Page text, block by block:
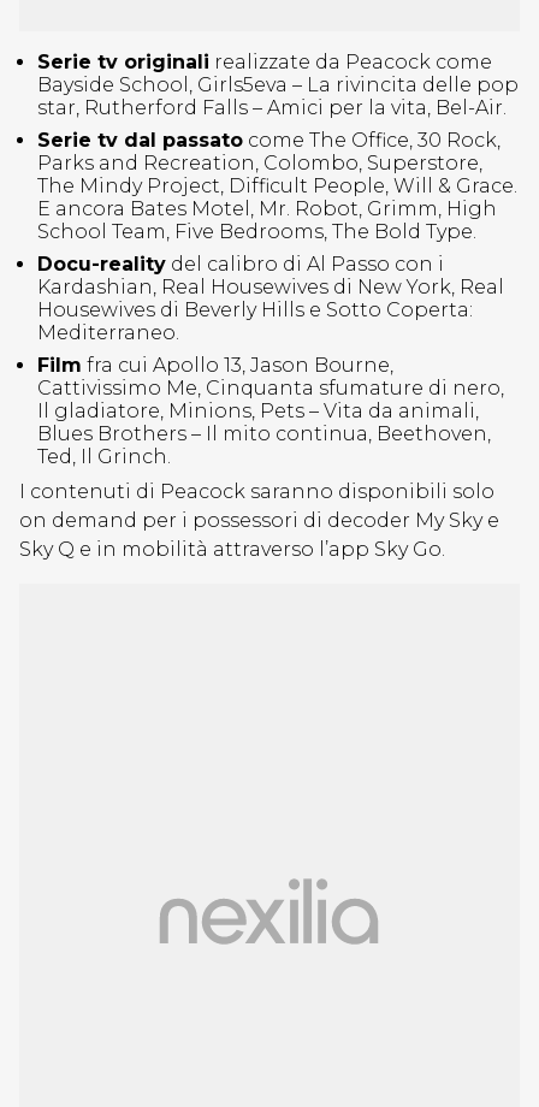
Serie tv originali realizzate da Peacock come
Bayside School, Girls5eva – La rivincita delle pop
star, Rutherford Falls – Amici per la vita, Bel-Air.
Serie tv dal passato come The Office, 30 Rock,
Parks and Recreation, Colombo, Superstore,
The Mindy Project, Difficult People, Will & Grace.
E ancora Bates Motel, Mr. Robot, Grimm, High
School Team, Five Bedrooms, The Bold Type.
Docu-reality del calibro di Al Passo con i
Kardashian, Real Housewives di New York, Real
Housewives di Beverly Hills e Sotto Coperta:
Mediterraneo.
Film fra cui Apollo 13, Jason Bourne,
Cattivissimo Me, Cinquanta sfumature di nero,
Il gladiatore, Minions, Pets – Vita da animali,
Blues Brothers – Il mito continua, Beethoven,
Ted, Il Grinch.
I contenuti di Peacock saranno disponibili solo
on demand per i possessori di decoder My Sky e
Sky Q e in mobilità attraverso l’app Sky Go.